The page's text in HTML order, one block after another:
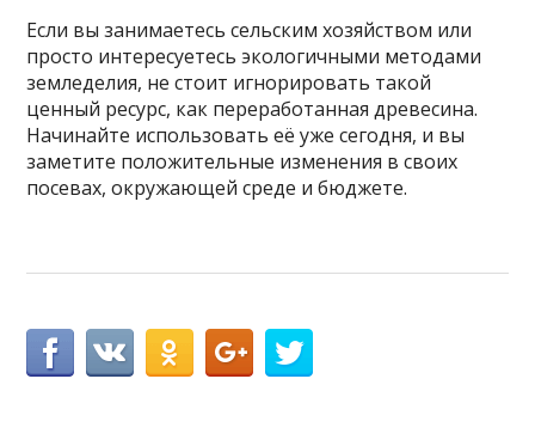
Если вы занимаетесь сельским хозяйством или
просто интересуетесь экологичными методами
земледелия, не стоит игнорировать такой
ценный ресурс, как переработанная древесина.
Начинайте использовать её уже сегодня, и вы
заметите положительные изменения в своих
посевах, окружающей среде и бюджете.